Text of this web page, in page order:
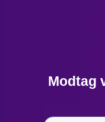
Modtag